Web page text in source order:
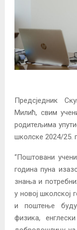
Предсједник
Милић, свим
родитељима
школске 2024/25.
“Поштовани
година пуна
знања и
у новој школској
и поштење буду
физика,